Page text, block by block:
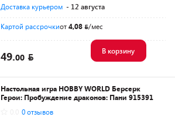
Доставка курьером - 12 августа
Картой рассрочкиот4,08 /мес
49.00
В корзину
Настольная игра HOBBY WORLD Берсерк
Герои: Пробуждение драконов: Пани 915391
0 отзывов